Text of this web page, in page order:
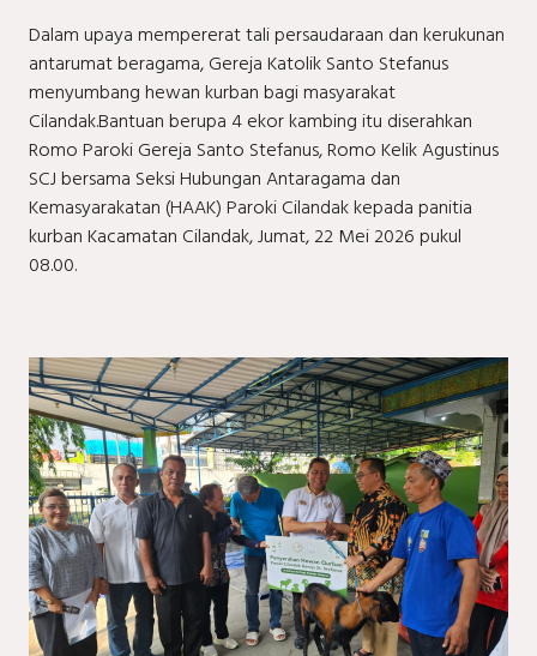
Dalam upaya mempererat tali persaudaraan dan kerukunan
antarumat beragama, Gereja Katolik Santo Stefanus
menyumbang hewan kurban bagi masyarakat
Cilandak.Bantuan berupa 4 ekor kambing itu diserahkan
Romo Paroki Gereja Santo Stefanus, Romo Kelik Agustinus
SCJ bersama Seksi Hubungan Antaragama dan
Kemasyarakatan (HAAK) Paroki Cilandak kepada panitia
kurban Kacamatan Cilandak, Jumat, 22 Mei 2026 pukul
08.00.